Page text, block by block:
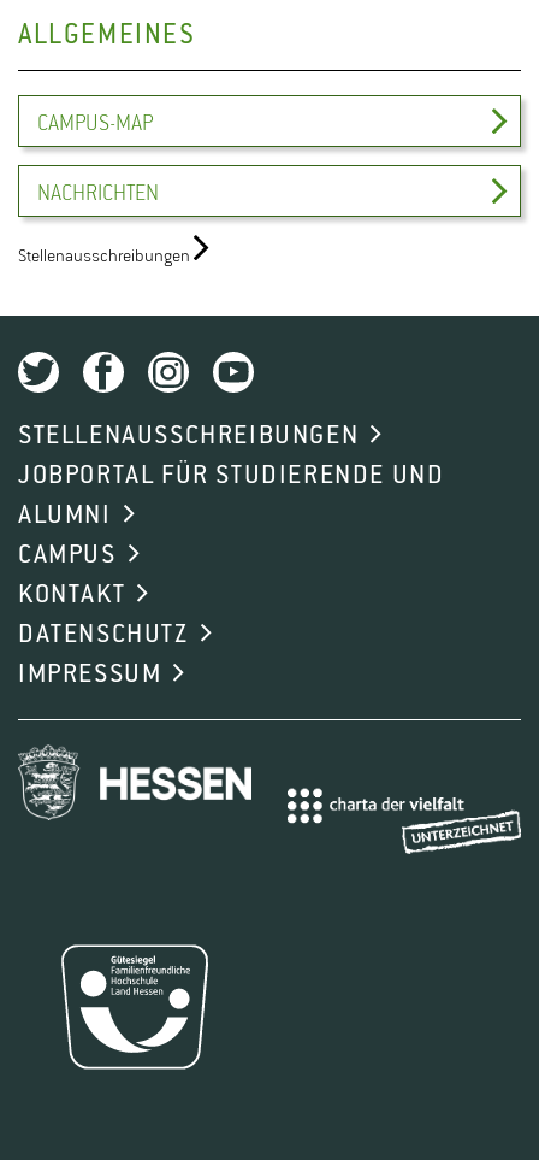
ALLGEMEINES
CAMPUS-MAP
NACHRICHTEN
Stellenausschreibungen
STELLENAUSSCHREIBUNGEN
JOBPORTAL FÜR STUDIERENDE UND
ALUMNI
CAMPUS
KONTAKT
DATENSCHUTZ
IMPRESSUM